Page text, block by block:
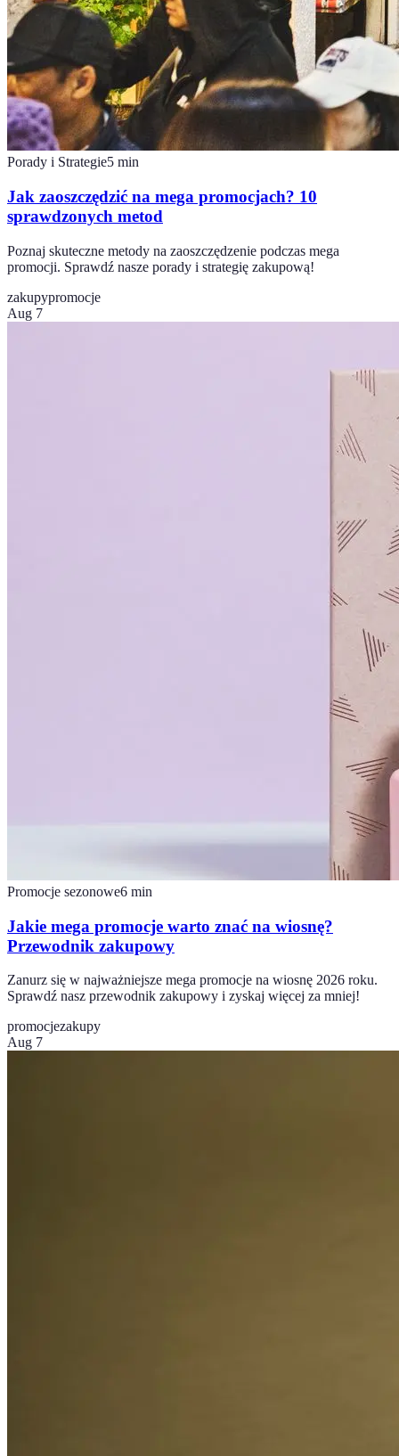
Porady i Strategie5 min
Jak zaoszczędzić na mega promocjach? 10
sprawdzonych metod
Poznaj skuteczne metody na zaoszczędzenie podczas mega
promocji. Sprawdź nasze porady i strategię zakupową!
zakupypromocje
Aug 7
Promocje sezonowe6 min
Jakie mega promocje warto znać na wiosnę?
Przewodnik zakupowy
Zanurz się w najważniejsze mega promocje na wiosnę 2026 roku.
Sprawdź nasz przewodnik zakupowy i zyskaj więcej za mniej!
promocjezakupy
Aug 7